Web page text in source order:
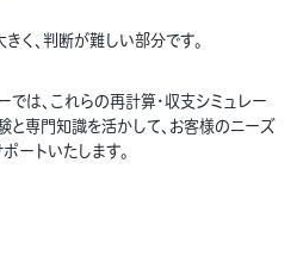
く、判断が難しい部分です。
は、これらの再計算・収支シミュレー
と専門知識を活かして、お客様のニーズ
ートいたします。